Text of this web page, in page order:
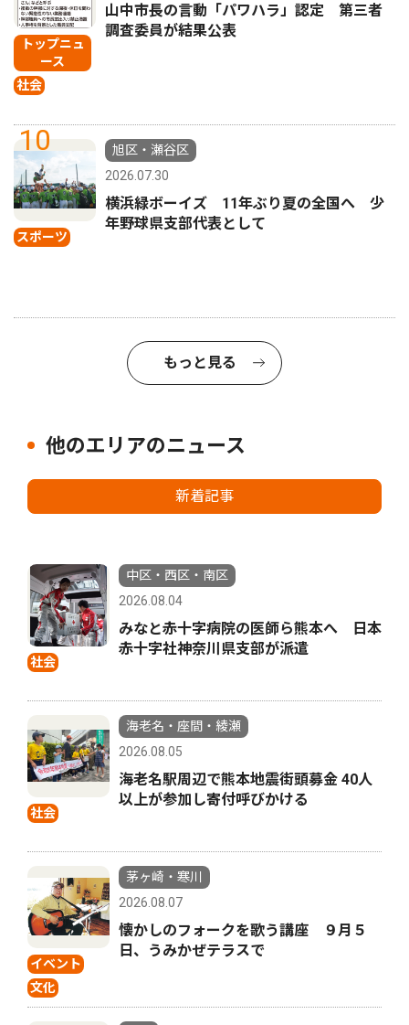
トップニュ
ース
社会
山中市長の言動「パワハラ」認定 第三者
調査委員が結果公表
10
スポーツ
旭区・瀬谷区
2026.07.30
横浜緑ボーイズ 11年ぶり夏の全国へ 少
年野球県支部代表として
もっと見る
他のエリアのニュース
新着記事
社会
中区・西区・南区
2026.08.04
みなと赤十字病院の医師ら熊本へ 日本
赤十字社神奈川県支部が派遣
社会
海老名・座間・綾瀬
2026.08.05
海老名駅周辺で熊本地震街頭募金 40人
以上が参加し寄付呼びかける
イベント
文化
茅ヶ崎・寒川
2026.08.07
懐かしのフォークを歌う講座 ９月５
日、うみかぜテラスで